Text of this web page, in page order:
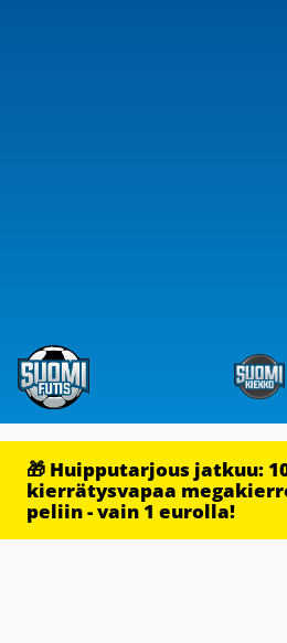
🎁 Huipputarjous jatkuu:
kierrätysvapaa
peliin - vain 1 eurolla!